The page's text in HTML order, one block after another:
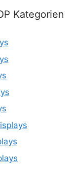
Kategorien